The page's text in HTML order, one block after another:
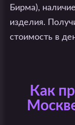
Бирма),
изделия.
стоимость в
Как